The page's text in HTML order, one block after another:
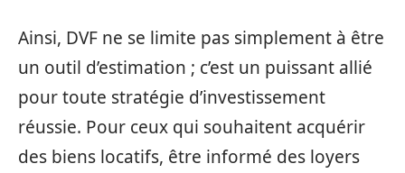
Ainsi, DVF ne se limite pas simplement à être
un outil d’estimation ; c’est un puissant allié
pour toute stratégie d’investissement
réussie. Pour ceux qui souhaitent acquérir
des biens locatifs, être informé des loyers